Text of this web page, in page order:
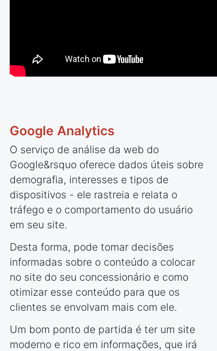
Google Analytics
O serviço de análise da web do
Google&rsquo oferece dados úteis sobre
demografia, interesses e tipos de
dispositivos - ele rastreia e relata o
tráfego e o comportamento do usuário
em seu site.
Desta forma, pode tomar decisões
informadas sobre o conteúdo a colocar
no site do seu concessionário e como
otimizar esse conteúdo para que os
clientes se envolvam mais com ele.
Um bom ponto de partida é ter um site
moderno e rico em informações, que irá